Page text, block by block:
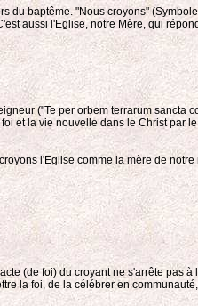
baptême. "Nous croyons"
aussi l'Eglise, notre Mère, qui
("Te per orbem terrarum sancta
et la vie nouvelle dans le Christ par
l'Eglise comme la mère de
(de foi) du croyant ne s'arrête pas
la foi, de la célébrer en